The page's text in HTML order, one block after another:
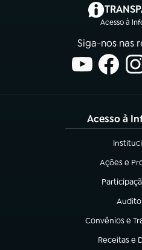
Acesso à
Siga-nos nas
Acesso à
(abre
Ações e
(abre em
(abre em
(abre
Convênios e
(abre em nova
Receitas e
(abre em